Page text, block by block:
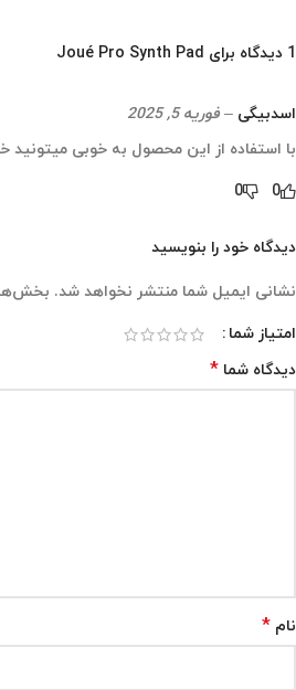
1 دیدگاه برای Joué Pro Synth Pad
اسدبیگی – فوریه 5, 2025
با استفاده از این محصول به خوبی
0
0
دیدگاه خود را بنویسید
نشانی ایمیل شما منتشر نخواهد شد.
امتیاز شما
دیدگاه شما *
نام *